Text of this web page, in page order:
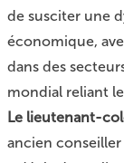
de susciter une
économique,
dans des
mondial reliant
Le lieutenant-
ancien conseiller